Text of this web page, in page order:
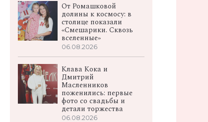
От Ромашковой
долины к космосу: в
столице показали
«Смешарики. Сквозь
вселенные»
06.08.2026
Клава Кока и
Дмитрий
Масленников
поженились: первые
фото со свадьбы и
детали торжества
06.08.2026